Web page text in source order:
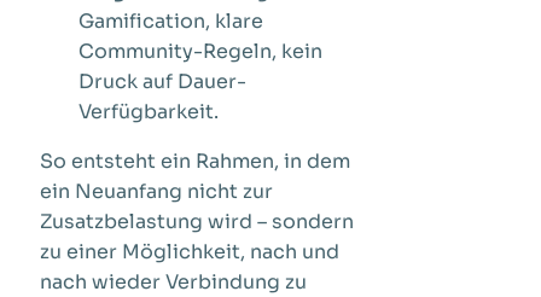
Gamification, klare
Community-Regeln, kein
Druck auf Dauer-
Verfügbarkeit.
So entsteht ein Rahmen, in dem
ein Neuanfang nicht zur
Zusatzbelastung wird – sondern
zu einer Möglichkeit, nach und
nach wieder Verbindung zu